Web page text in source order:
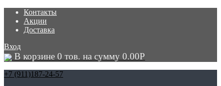
Контакты
Акции
Доставка
Вход
В корзине 0 тов. на сумму 0.00Р
+7 (911)187-24-57